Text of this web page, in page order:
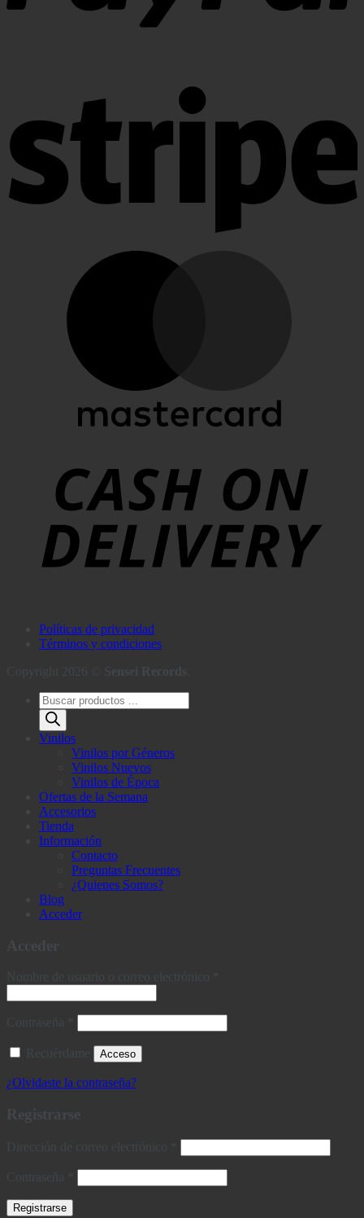
Políticas de privacidad
Términos y condiciones
Búsqueda
de
productos
Vinilos
Vinilos por Géneros
Vinilos Nuevos
Vinilos de Época
Ofertas de la Semana
Accesorios
Tienda
Información
Contacto
Preguntas Frecuentes
¿Quienes Somos?
Blog
Acceder
Acceso
¿Olvidaste la contraseña?
Registrarse